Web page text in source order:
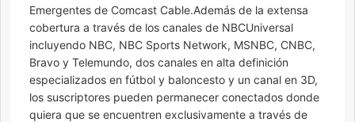
Emergentes de Comcast Cable.Además de la extensa
cobertura a través de los canales de NBCUniversal
incluyendo NBC, NBC Sports Network, MSNBC, CNBC,
Bravo y Telemundo, dos canales en alta definición
especializados en fútbol y baloncesto y un canal en 3D,
los suscriptores pueden permanecer conectados donde
quiera que se encuentren exclusivamente a través de